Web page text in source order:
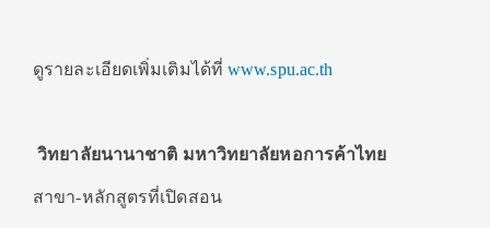
ดูรายละเอียดเพิ่มเติมได้ที่www.spu.ac.th
วิทยาลัยนานาชาติ มหาวิทยาลัยหอการค้าไทย
สาขา-หลักสูตรที่เปิดสอน